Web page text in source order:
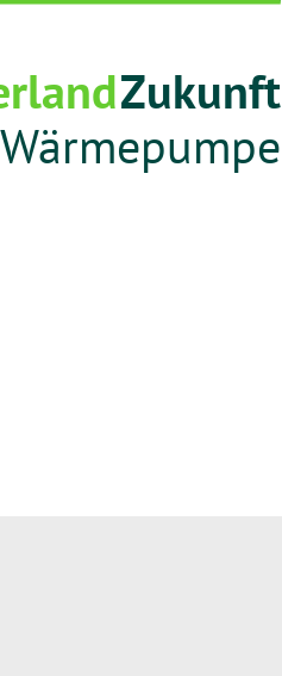
Zukunft
Wärmepumpe